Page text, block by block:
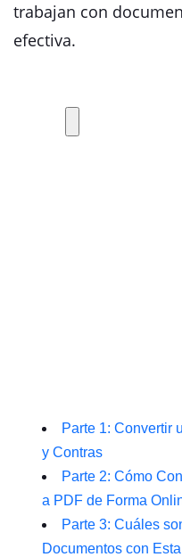
trabajan con
efectiva.
Parte 1: Convertir
y Contras
Parte 2: Cómo
a PDF de Forma
Parte 3: Cuáles
Documentos con